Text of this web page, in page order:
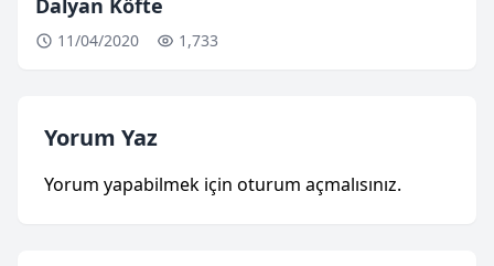
11/04/2020 1,733
Yorum Yaz
Yorum yapabilmek için oturum açmalısınız.